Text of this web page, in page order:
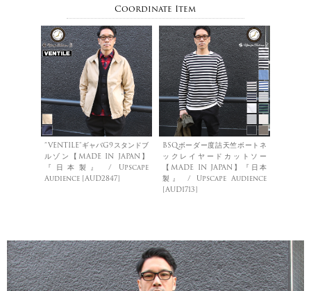
Coordinate Item
”VENTILE"ギャバG9スタンドブ
ルゾン【MADE IN JAPAN】
『日本製』 / Upscape
Audience [AUD2847]
BSQボーダー度詰天竺ボートネ
ックレイヤードカットソー
【MADE IN JAPAN】『日本
製』 / Upscape Audience
[AUD1713]